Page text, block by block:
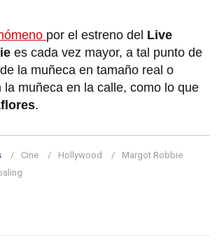
por el estreno del Live
es cada vez mayor, a tal punto de
la muñeca en tamaño real o
la muñeca en la calle, como lo que
.
Cine Hollywood
Margot Robbie